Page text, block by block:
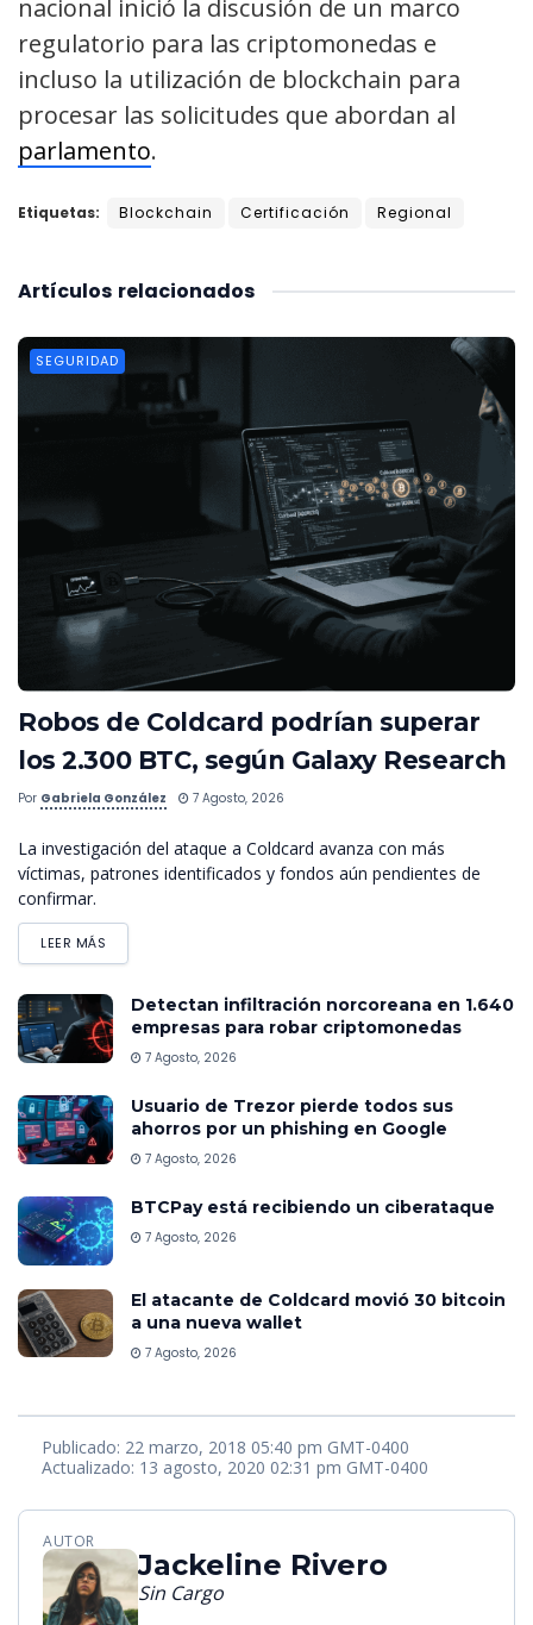
nacional inició la discusión de un marco
regulatorio para las criptomonedas e
incluso la utilización de blockchain para
procesar las solicitudes que abordan al
parlamento.
Etiquetas: Blockchain Certificación Regional
relacionados
Artículos
SEGURIDAD
Robos de Coldcard podrían superar
los 2.300 BTC, según Galaxy Research
Por Gabriela González 7 Agosto, 2026
La investigación del ataque a Coldcard avanza con más
víctimas, patrones identificados y fondos aún pendientes de
confirmar.
LEER MÁS
Detectan infiltración norcoreana en 1.640
empresas para robar criptomonedas
7 Agosto, 2026
Usuario de Trezor pierde todos sus
ahorros por un phishing en Google
7 Agosto, 2026
BTCPay está recibiendo un ciberataque
7 Agosto, 2026
El atacante de Coldcard movió 30 bitcoin
a una nueva wallet
7 Agosto, 2026
Publicado: 22 marzo, 2018 05:40 pm GMT-0400
Actualizado: 13 agosto, 2020 02:31 pm GMT-0400
AUTOR
Jackeline Rivero
Sin Cargo